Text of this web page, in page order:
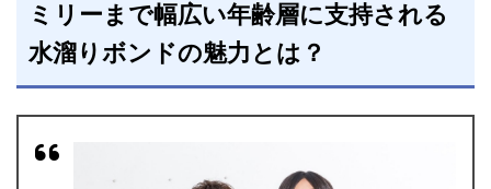
ミリーまで幅広い年齢層に支持される
水溜りボンドの魅力とは？